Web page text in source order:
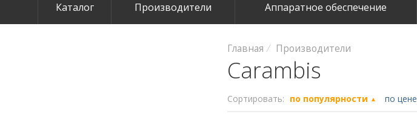
Каталог Производители Аппаратное обеспечение
Главная Производители
Carambis
Сортировать: по популярности ▲ по цене